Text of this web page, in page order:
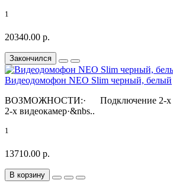
1
20340.00 р.
Закончился
Видеодомофон NEO Slim черный, белый
ВОЗМОЖНОСТИ:· Подключение 2-х
2-х видеокамер·&nbs..
1
13710.00 р.
В корзину